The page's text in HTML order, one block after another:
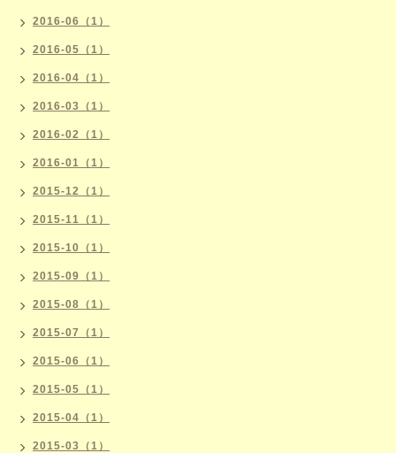
2016-06（1）
2016-05（1）
2016-04（1）
2016-03（1）
2016-02（1）
2016-01（1）
2015-12（1）
2015-11（1）
2015-10（1）
2015-09（1）
2015-08（1）
2015-07（1）
2015-06（1）
2015-05（1）
2015-04（1）
2015-03（1）